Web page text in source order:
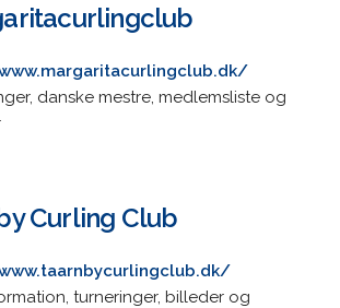
danske mestre, medlemsliste og
Curling Club
turneringer, billeder og